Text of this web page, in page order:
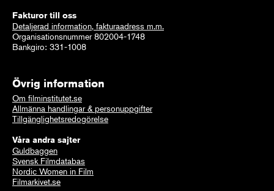
Fakturor till oss
Detaljerad information, fakturaadress m.m.
Organisationsnummer 802004-1748
Bankgiro: 331-1008
Övrig information
Om filminstitutet.se
Allmänna handlingar & personuppgifter
Tillgänglighetsredogörelse
Våra andra sajter
Guldbaggen
Svensk Filmdatabas
Nordic Women in Film
Filmarkivet.se